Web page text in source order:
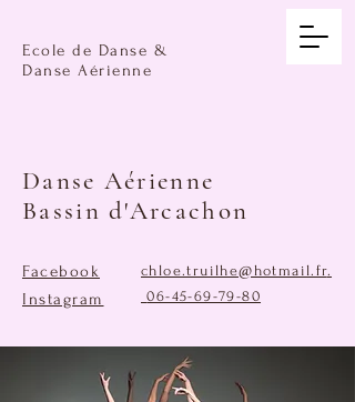
Ecole de Danse &
Danse Aérienne
Danse Aérienne
Bassin d'Arcachon
Facebook
Instagram
chloe.truilhe@hotmail.fr.
06-45-69-79-80